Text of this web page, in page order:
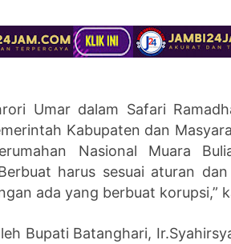
Umar dalam Safari
Kabupaten dan
Nasional Muara
harus sesuai aturan
ada yang berbuat korupsi,”
Bupati Batanghari,